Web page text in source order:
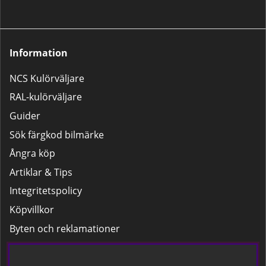
backspeglar m.m.Stora
Information
NCS Kulörväljare
RAL-kulörväljare
Guider
Sök färgkod bilmärke
Ångra köp
Artiklar & Tips
Integritetspolicy
Köpvillkor
Byten och reklamationer
Leverans